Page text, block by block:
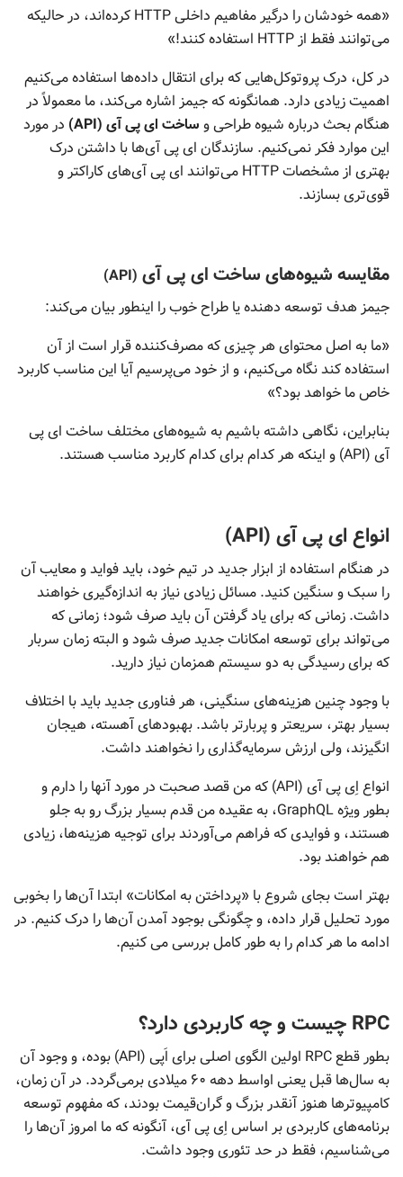
«همه خودشان را درگیر مفاهیم داخلی HTTP کرده‌اند، در حالیکه
می‌توانند فقط از HTTP استفاده کنند!»
در کل، درک پروتوکل‌هایی که برای انتقال داده‌ها استفاده می‌کنیم
اهمیت زیادی دارد. همانگونه که جیمز اشاره می‌کند، ما معمولاً در
هنگام بحث درباره شیوه طراحی و ساخت ای پی آی (API)
در مورد
این موارد فکر نمی‌کنیم. سازندگان ای پی آی‌ها با داشتن درک
بهتری از مشخصات HTTP می‌توانند ای پی آی‌های کاراکتر و
قوی‌تری بسازند.
مقایسه شیوه‌های ساخت ای پی آی (API)
جیمز هدف توسعه دهنده یا طراح خوب را اینطور بیان ‌می‌کند:
«ما به اصل محتوای هر چیزی که مصرف‌کننده قرار است از آن
استفاده کند نگاه می‌کنیم، و از خود می‌پرسیم آیا این مناسب کاربرد
خاص ما خواهد بود؟»
بنابراین، نگاهی داشته باشیم به شیوه‌های مختلف ساخت ای پی
آی (API) و اینکه هر کدام برای کدام کاربرد مناسب هستند.
انواع ای پی آی (API)
در هنگام استفاده از ابزار جدید در تیم خود، باید فواید و معایب آن
را سبک و سنگین کنید. مسائل زیادی نیاز به اندازه‌گیری خواهند
داشت. زمانی که برای یاد گرفتن آن باید صرف شود؛ زمانی که
می‌تواند برای توسعه امکانات جدید صرف شود و البته زمان سربار
که برای رسیدگی به دو سیستم همزمان نیاز دارید.
با وجود چنین هزینه‌های سنگینی، هر فناوری جدید باید با اختلاف
بسیار بهتر، سریعتر و پربارتر باشد. بهبودهای آهسته، هیجان
انگیزند، ولی ارزش سرمایه‌گذاری را نخواهند داشت.
انواع اِی پی آی (API) که من قصد صحبت در مورد آنها را دارم و
بطور ویژه GraphQL، به عقیده من قدم بسیار بزرگ رو به جلو
هستند، و فوایدی که فراهم می‌آوردند برای توجیه هزینه‌ها، زیادی
هم خواهند بود.
بهتر است بجای شروع با «پرداختن به امکانات» ابتدا آن‌ها را بخوبی
مورد تحلیل قرار داده، و چگونگی بوجود آمدن آن‌ها را درک کنیم. در
ادامه ما هر کدام را به طور کامل بررسی می کنیم.
RPC چیست و چه کاربردی دارد؟
بطور قطع RPC اولین الگوی اصلی برای اَپی (API) بوده، و وجود آن
به سال‌ها قبل یعنی اواسط دهه ۶۰ میلادی برمی‌گردد. در آن زمان،
کامپیوترها هنوز آنقدر بزرگ و گران‌قیمت بودند، که مفهوم توسعه
برنامه‌های کاربردی بر اساس اِی پی آی، آنگونه که ما امروز آن‌ها را
می‌شناسیم، فقط در حد تئوری وجود داشت.